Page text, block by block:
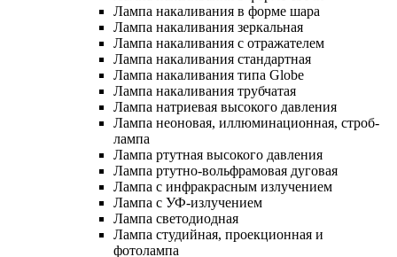
Лампа накаливания в форме шара
Лампа накаливания зеркальная
Лампа накаливания с отражателем
Лампа накаливания стандартная
Лампа накаливания типа Globe
Лампа накаливания трубчатая
Лампа натриевая высокого давления
Лампа неоновая, иллюминационная, строб-
лампа
Лампа ртутная высокого давления
Лампа ртутно-вольфрамовая дуговая
Лампа с инфракрасным излучением
Лампа с УФ-излучением
Лампа светодиодная
Лампа студийная, проекционная и
фотолампа